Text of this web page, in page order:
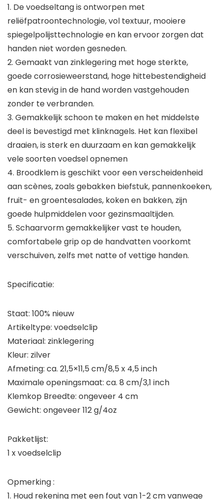
1. De voedseltang is ontworpen met
reliëfpatroontechnologie, vol textuur, mooiere
spiegelpolijsttechnologie en kan ervoor zorgen dat
handen niet worden gesneden.
2. Gemaakt van zinklegering met hoge sterkte,
goede corrosieweerstand, hoge hittebestendigheid
en kan stevig in de hand worden vastgehouden
zonder te verbranden.
3. Gemakkelijk schoon te maken en het middelste
deel is bevestigd met klinknagels. Het kan flexibel
draaien, is sterk en duurzaam en kan gemakkelijk
vele soorten voedsel opnemen
4. Broodklem is geschikt voor een verscheidenheid
aan scènes, zoals gebakken biefstuk, pannenkoeken,
fruit- en groentesalades, koken en bakken, zijn
goede hulpmiddelen voor gezinsmaaltijden.
5. Schaarvorm gemakkelijker vast te houden,
comfortabele grip op de handvatten voorkomt
verschuiven, zelfs met natte of vettige handen.
Specificatie:
Staat: 100% nieuw
Artikeltype: voedselclip
Materiaal: zinklegering
Kleur: zilver
Afmeting: ca. 21,5×11,5 cm/8,5 x 4,5 inch
Maximale openingsmaat: ca. 8 cm/3,1 inch
Klemkop Breedte: ongeveer 4 cm
Gewicht: ongeveer 112 g/4oz
Pakketlijst:
1 x voedselclip
Opmerking :
1. Houd rekening met een fout van 1-2 cm vanwege